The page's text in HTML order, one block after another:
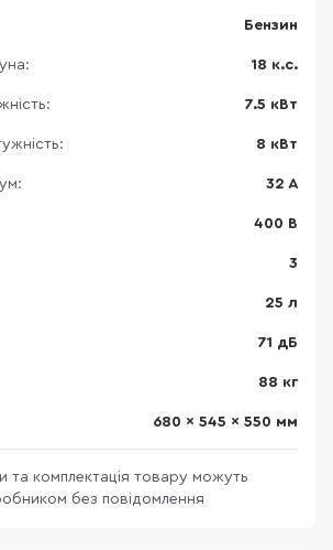
Бензин
18 к.с.
7.5 кВт
8 кВт
32 A
400 В
3
25 л
71 дБ
88 кг
680 x 545 x 550 мм
та комплектація товару можуть
без повідомлення